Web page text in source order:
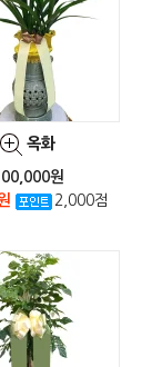
옥화
원
2,000점